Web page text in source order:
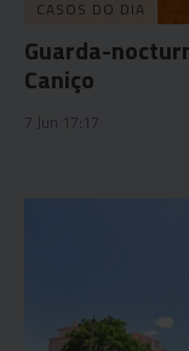
CASOS DO DIA
Guarda-
Caniço
7 Jun 17:17